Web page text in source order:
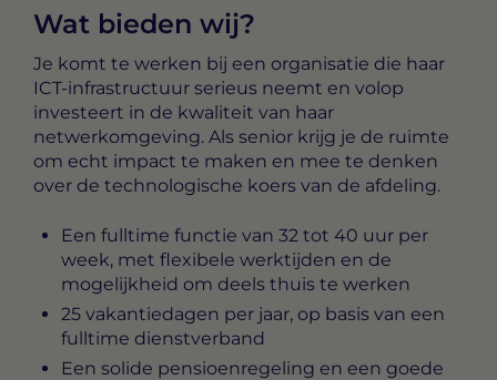
Wat bieden wij?
Je komt te werken bij een organisatie die haar
ICT-infrastructuur serieus neemt en volop
investeert in de kwaliteit van haar
netwerkomgeving. Als senior krijg je de ruimte
om echt impact te maken en mee te denken
over de technologische koers van de afdeling.
Een fulltime functie van 32 tot 40 uur per
week, met flexibele werktijden en de
mogelijkheid om deels thuis te werken
25 vakantiedagen per jaar, op basis van een
fulltime dienstverband
Een solide pensioenregeling en een goede